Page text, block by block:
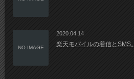
NO IMAGE
2020.04.14
楽天モバイルの着信とSMS。